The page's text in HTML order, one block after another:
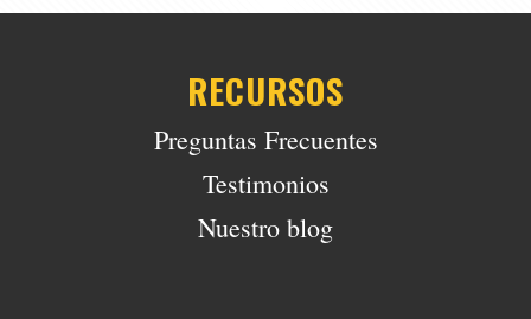
RECURSOS
Preguntas Frecuentes
Testimonios
Nuestro blog